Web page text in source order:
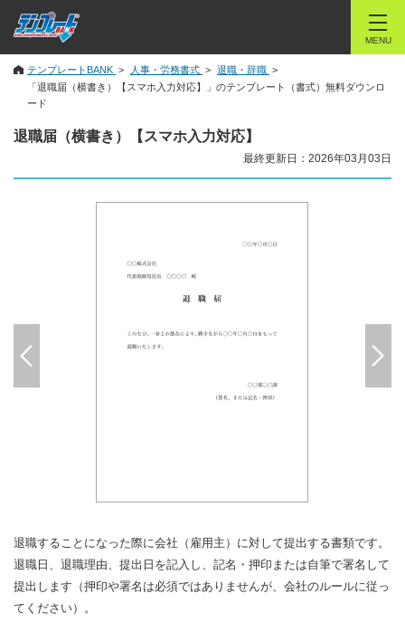
MENU
テンプレートBANK 人事・労務書式
退職・辞職
「退職届（横書き）【スマホ入力対応】」のテンプレート（書式）無料ダウンロ
ード
退職届（横書き）【スマホ入力対応】
最終更新日：2026年03月03日
退職することになった際に会社（雇用主）に対して提出する書類です。
退職日、退職理由、提出日を記入し、記名・押印または自筆で署名して
提出します（押印や署名は必須ではありませんが、会社のルールに従っ
てください）。